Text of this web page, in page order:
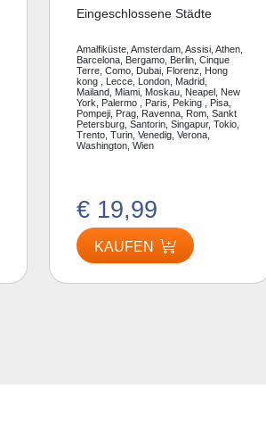
Eingeschlossene Städte
Amalfiküste, Amsterdam, Assisi, Athen,
Barcelona, Bergamo, Berlin, Cinque
Terre, Como, Dubai, Florenz, Hong
kong , Lecce, London, Madrid,
Mailand, Miami, Moskau, Neapel, New
York, Palermo , Paris, Peking , Pisa,
Pompeji, Prag, Ravenna, Rom, Sankt
Petersburg, Santorin, Singapur, Tokio,
Trento, Turin, Venedig, Verona,
Washington, Wien
€ 19,99
KAUFEN